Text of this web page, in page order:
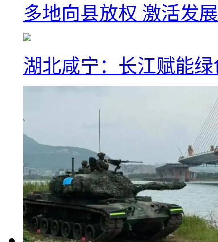
多地向县放权 激活发
湖北咸宁：长江赋能